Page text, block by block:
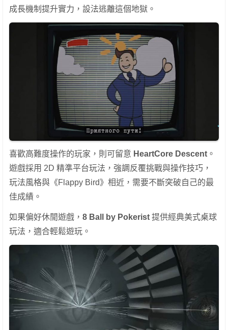
成長機制提升實力，設法逃離這個地獄。
喜歡高難度操作的玩家，則可留意 HeartCore Descent 。
遊戲採用 2D 精準平台玩法，強調反覆挑戰與操作技巧，
玩法風格與《Flappy Bird》相近，需要不斷突破自己的最
佳成績。
如果偏好休閒遊戲， 8 Ball by Pokerist 提供經典美式桌球
玩法，適合輕鬆遊玩。